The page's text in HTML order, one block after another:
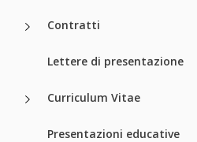
Contratti
Lettere di presentazione
Curriculum Vitae
Presentazioni educative